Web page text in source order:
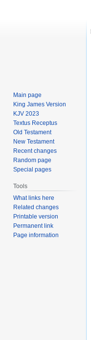
Main page
King James Version
KJV 2023
Textus Receptus
Old Testament
New Testament
Recent changes
Random page
Special pages
Tools
What links here
Related changes
Printable version
Permanent link
Page information